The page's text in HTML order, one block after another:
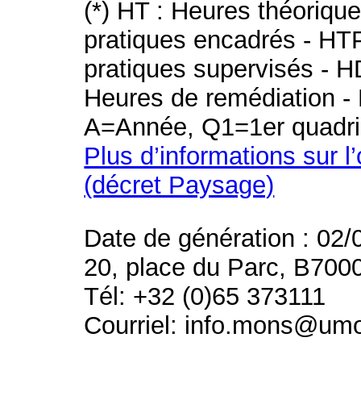
(*) HT : Heures
pratiques encadrés -
pratiques supervisés -
Heures de remédiation
A=Année, Q1=1er
Plus d’informations sur
(décret Paysage)
Date de génération : 02/
20, place du Parc,
Tél: +32 (0)65 373111
Courriel: